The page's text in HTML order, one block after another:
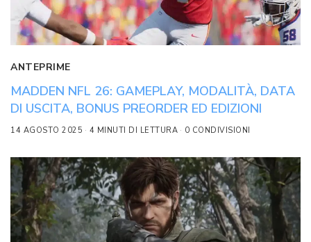
ANTEPRIME
MADDEN NFL 26: GAMEPLAY, MODALITÀ, DATA
DI USCITA, BONUS PREORDER ED EDIZIONI
14 AGOSTO 2025 4 MINUTI DI LETTURA 0 CONDIVISIONI